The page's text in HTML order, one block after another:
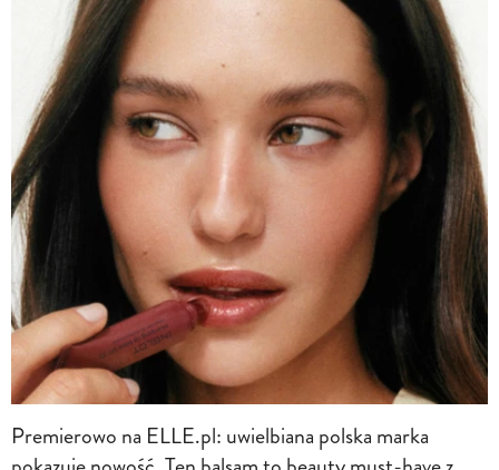
Premierowo na ELLE.pl: uwielbiana polska marka